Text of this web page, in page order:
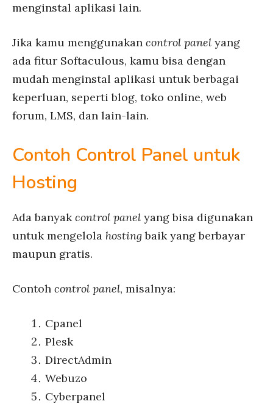
menginstal aplikasi lain.
Jika kamu menggunakan control panel yang
ada fitur Softaculous, kamu bisa dengan
mudah menginstal aplikasi untuk berbagai
keperluan, seperti blog, toko online, web
forum, LMS, dan lain-lain.
Contoh Control Panel untuk
Hosting
Ada banyakcontrol panel yang bisa digunakan
untuk mengelola hostingbaik yang berbayar
maupun gratis.
Contoh control panel, misalnya:
Cpanel
Plesk
DirectAdmin
Webuzo
Cyberpanel